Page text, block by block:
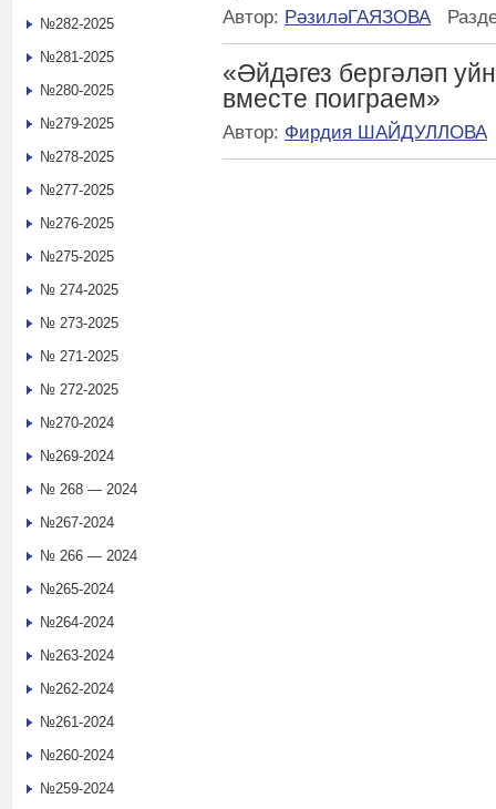
Автор: РәзиләГАЯЗОВА
«Әйдәгез бергәләп
вместе поиграем»
Автор: Фирдия ШАЙДУЛЛОВА
№282-2025
№281-2025
№280-2025
№279-2025
№278-2025
№277-2025
№276-2025
№275-2025
№ 274-2025
№ 273-2025
№ 271-2025
№ 272-2025
№270-2024
№269-2024
№ 268 — 2024
№267-2024
№ 266 — 2024
№265-2024
№264-2024
№263-2024
№262-2024
№261-2024
№260-2024
№259-2024